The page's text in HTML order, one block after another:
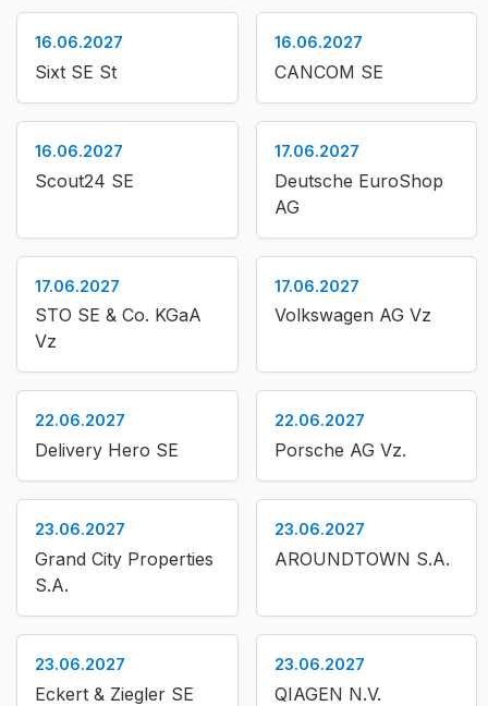
16.06.2027
Sixt SE St
16.06.2027
CANCOM SE
16.06.2027
Scout24 SE
17.06.2027
Deutsche EuroShop
AG
17.06.2027
STO SE & Co. KGaA
Vz
17.06.2027
Volkswagen AG Vz
22.06.2027
Delivery Hero SE
22.06.2027
Porsche AG Vz.
23.06.2027
Grand City Properties
S.A.
23.06.2027
AROUNDTOWN S.A.
23.06.2027
Eckert & Ziegler SE
23.06.2027
QIAGEN N.V.